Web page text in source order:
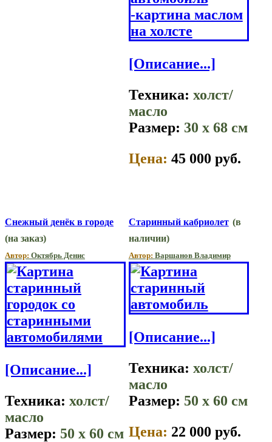
[Описание...]
Техника: холст/
масло
Размер: 30 x 68 см
Цена: 45 000 руб.
Снежный денёк в городе
(на заказ)
Автор: Октябрь Денис
[Описание...]
Техника: холст/
масло
Размер: 50 x 60 см
Старинный кабриолет (в
наличии)
Автор: Вaршaнов Владимир
[Описание...]
Техника: холст/
масло
Размер: 50 x 60 см
Цена: 22 000 руб.